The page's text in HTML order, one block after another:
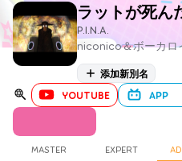
ラットが死ん
P.I.N.A.
niconico＆ボーカロ
添加新別名
YOUTUBE APP
MASTER EXPERT